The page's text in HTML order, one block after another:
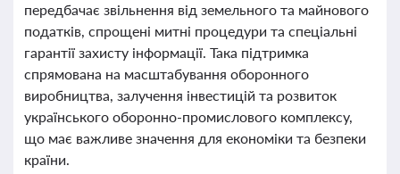
передбачає звільнення від земельного та майнового
податків, спрощені митні процедури та спеціальні
гарантії захисту інформації. Така підтримка
спрямована на масштабування оборонного
виробництва, залучення інвестицій та розвиток
українського оборонно-промислового комплексу,
що має важливе значення для економіки та безпеки
країни.